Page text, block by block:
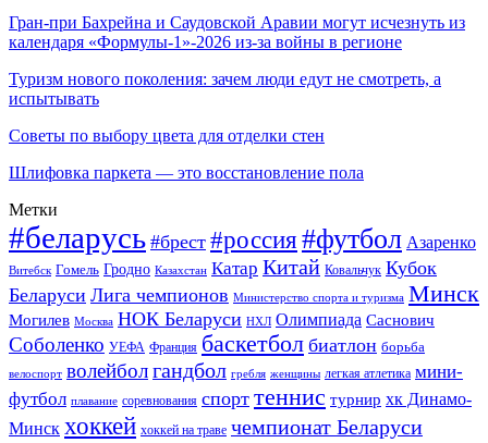
Гран-при Бахрейна и Саудовской Аравии могут исчезнуть из
календаря «Формулы-1»-2026 из-за войны в регионе
Туризм нового поколения: зачем люди едут не смотреть, а
испытывать
Советы по выбору цвета для отделки стен
Шлифовка паркета — это восстановление пола
Метки
#беларусь #брест #россия#футбол Азаренко
Витебск Гомель Гродно Казахстан Катар Китай Ковальчук Кубок
Беларуси Лига чемпионов Министерство спорта и туризма Минск
Могилев Москва НОК Беларуси НХЛ Олимпиада Саснович
Соболенко УЕФА Франция баскетбол биатлон борьба
велоспорт волейболгандбол гребля женщины легкая атлетика мини-
футбол плавание соревнования спорт теннис турнир хк Динамо-
Минск хоккей хоккей на траве чемпионат Беларуси